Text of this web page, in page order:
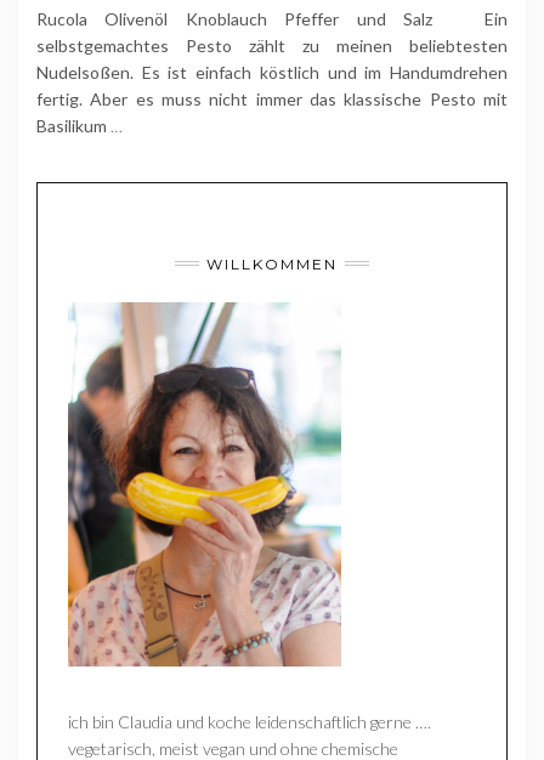
Rucola Olivenöl Knoblauch Pfeffer und Salz Ein
selbstgemachtes Pesto zählt zu meinen beliebtesten
Nudelsoßen. Es ist einfach köstlich und im Handumdrehen
fertig. Aber es muss nicht immer das klassische Pesto mit
Basilikum …
WILLKOMMEN
ich bin Claudia und koche leidenschaftlich gerne ….
vegetarisch, meist vegan und ohne chemische